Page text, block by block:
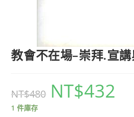
教會不在場–崇拜.宣
NT$480 NT$432
1 件庫存